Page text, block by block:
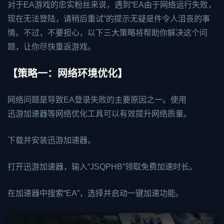
对于EA游戏的忠实粉丝来说，遇到“EA由于网络运行失败，
现在无法登陆，请稍后重试”的提示无疑是件令人沮丧的事
情。不过，不要担心，以下三大策略将帮助你解决这个问
题，让你尽快重返游戏。
【策略一：网络环境优化】
网络问题是导致EA登录失败的主要原因之一。使用
迅游加速器等网络优化工具可以有效提升网络质量。
下载并安装迅游加速器。
打开迅游加速器，输入“JSQPHB”领取免费加速时长。
在加速器中搜索“EA”，选择并启动一键加速功能。